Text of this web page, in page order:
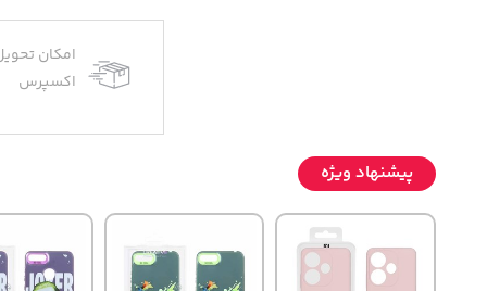
امکان
اکسپرس
پیشنهاد ویژه